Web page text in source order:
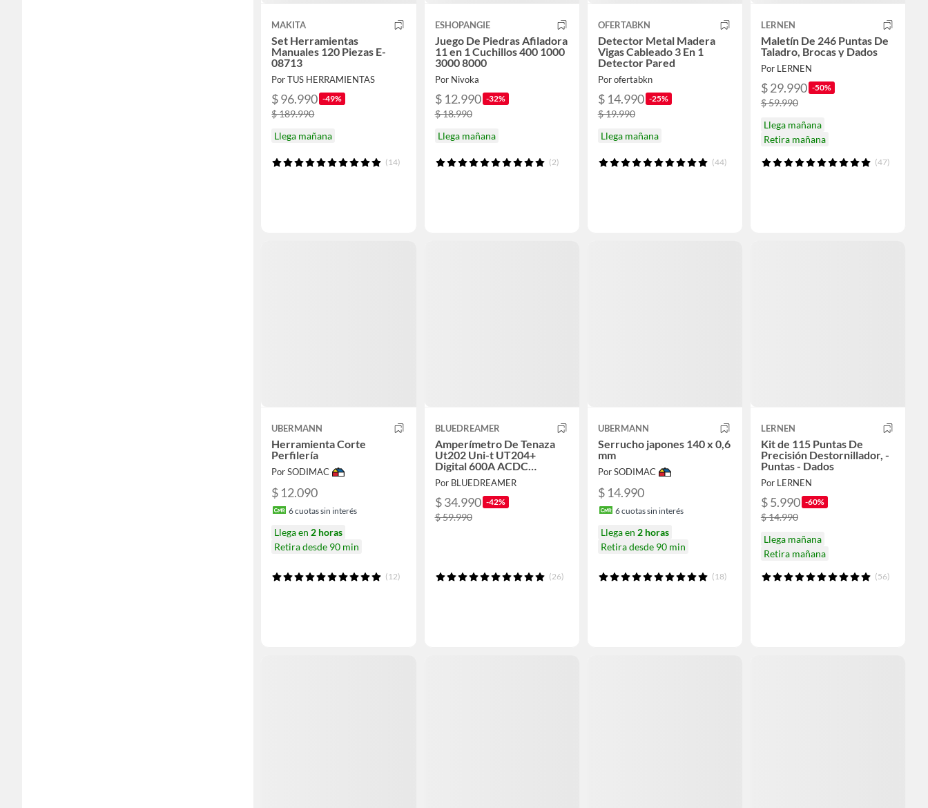
MAKITA
Set Herramientas
Manuales 120 Piezas E-
08713
Por TUS HERRAMIENTAS
$ 96.990 -49%
$ 189.990
Llega mañana
(14)
ESHOPANGIE
Juego De Piedras Afiladora
11 en 1 Cuchillos 400 1000
3000 8000
Por Nivoka
$ 12.990 -32%
$ 18.990
Llega mañana
(2)
OFERTABKN
Detector Metal Madera
Vigas Cableado 3 En 1
Detector Pared
Por ofertabkn
$ 14.990 -25%
$ 19.990
Llega mañana
(44)
LERNEN
Maletín De 246 Puntas De
Taladro, Brocas y Dados
Por LERNEN
$ 29.990 -50%
$ 59.990
Llega mañana
Retira mañana
(47)
UBERMANN
Herramienta Corte
Perfilería
Por SODIMAC
$ 12.090
6cuotas sin interés
Llega en 2 horas
Retira desde 90 min
(12)
BLUEDREAMER
Amperímetro De Tenaza
Ut202 Uni-t UT204+
Digital 600A ACDC
Numeral Pinza Multímetro
Amperímetro
Por BLUEDREAMER
$ 34.990 -42%
$ 59.990
(26)
UBERMANN
Serrucho japones 140 x 0,6
mm
Por SODIMAC
$ 14.990
6cuotas sin interés
Llega en 2 horas
Retira desde 90 min
(18)
LERNEN
Kit de 115 Puntas De
Precisión Destornillador, -
Puntas - Dados
Por LERNEN
$ 5.990 -60%
$ 14.990
Llega mañana
Retira mañana
(56)